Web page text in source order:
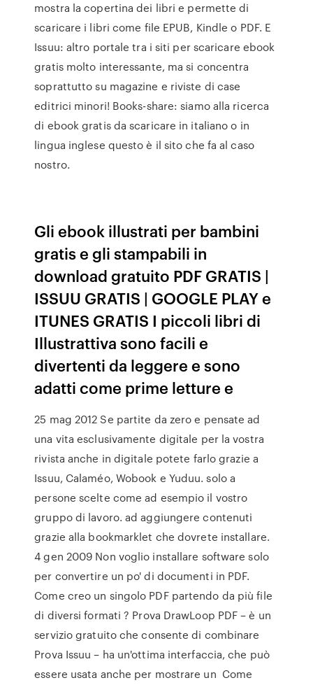
mostra la copertina dei libri e permette di
scaricare i libri come file EPUB, Kindle o PDF. E
Issuu: altro portale tra i siti per scaricare ebook
gratis molto interessante, ma si concentra
soprattutto su magazine e riviste di case
editrici minori! Books-share: siamo alla ricerca
di ebook gratis da scaricare in italiano o in
lingua inglese questo è il sito che fa al caso
nostro.
Gli ebook illustrati per bambini
gratis e gli stampabili in
download gratuito PDF GRATIS |
ISSUU GRATIS | GOOGLE PLAY e
ITUNES GRATIS I piccoli libri di
Illustrattiva sono facili e
divertenti da leggere e sono
adatti come prime letture e
25 mag 2012 Se partite da zero e pensate ad
una vita esclusivamente digitale per la vostra
rivista anche in digitale potete farlo grazie a
Issuu, Calaméo, Wobook e Yuduu. solo a
persone scelte come ad esempio il vostro
gruppo di lavoro. ad aggiungere contenuti
grazie alla bookmarklet che dovrete installare.
4 gen 2009 Non voglio installare software solo
per convertire un po' di documenti in PDF.
Come creo un singolo PDF partendo da più file
di diversi formati ? Prova DrawLoop PDF – è un
servizio gratuito che consente di combinare
Prova Issuu – ha un'ottima interfaccia, che può
essere usata anche per mostrare un Come